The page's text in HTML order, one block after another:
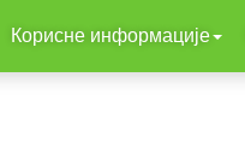
Корисне информације